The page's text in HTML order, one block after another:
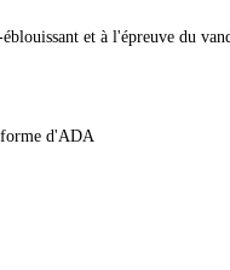
et à l'épreuve du
d'ADA